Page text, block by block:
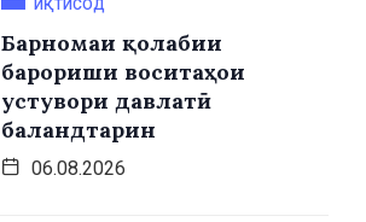
ИҚТИСОД
Барномаи қолабии
барориши воситаҳои
устувори давлатӣ
баландтарин
06.08.2026